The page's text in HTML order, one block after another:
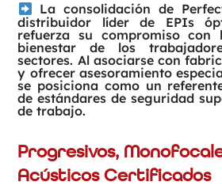
La consolidación de
distribuidor líder de EPIs
refuerza su compromiso
bienestar de los
sectores. Al asociarse con
y ofrecer asesoramiento
se posiciona como un
de estándares de seguridad
de trabajo.
Progresivos,
Acústicos Certificados